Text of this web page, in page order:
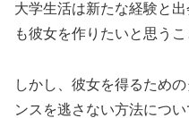
大学生活は新たな経験と
も彼女を作りたいと思うこ
しかし、彼女を得るため
ンスを逃さない方法につ